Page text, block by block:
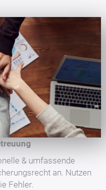
& umfassende
an. Nutzen
Fehler.